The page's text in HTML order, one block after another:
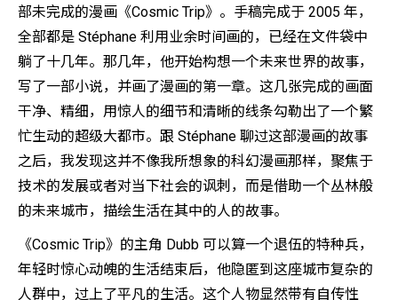
部未完成的漫画《Cosmic Trip》。手稿完成于 2005 年，
全部都是 Stéphane 利用业余时间画的，已经在文件袋中
躺了十几年。那几年，他开始构想一个未来世界的故事，
写了一部小说，并画了漫画的第一章。这几张完成的画面
干净、精细，用惊人的细节和清晰的线条勾勒出了一个繁
忙生动的超级大都市。跟 Stéphane 聊过这部漫画的故事
之后，我发现这并不像我所想象的科幻漫画那样，聚焦于
技术的发展或者对当下社会的讽刺，而是借助一个丛林般
的未来城市，描绘生活在其中的人的故事。
《Cosmic Trip》的主角 Dubb 可以算一个退伍的特种兵，
年轻时惊心动魄的生活结束后，他隐匿到这座城市复杂的
人群中，过上了平凡的生活。这个人物显然带有自传性